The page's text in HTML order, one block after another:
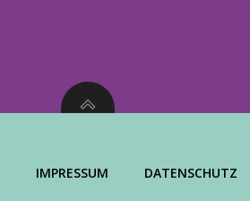
IMPRESSUM DATENSCHUTZ